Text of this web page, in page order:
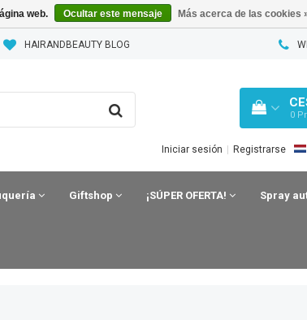
HAIRANDBEAUTY BLOG
0
Iniciar sesión Registrarse
Giftshop ¡SÚPER OFERTA! Spray
web. Ocultar este mensaje Más acerca de las cookies